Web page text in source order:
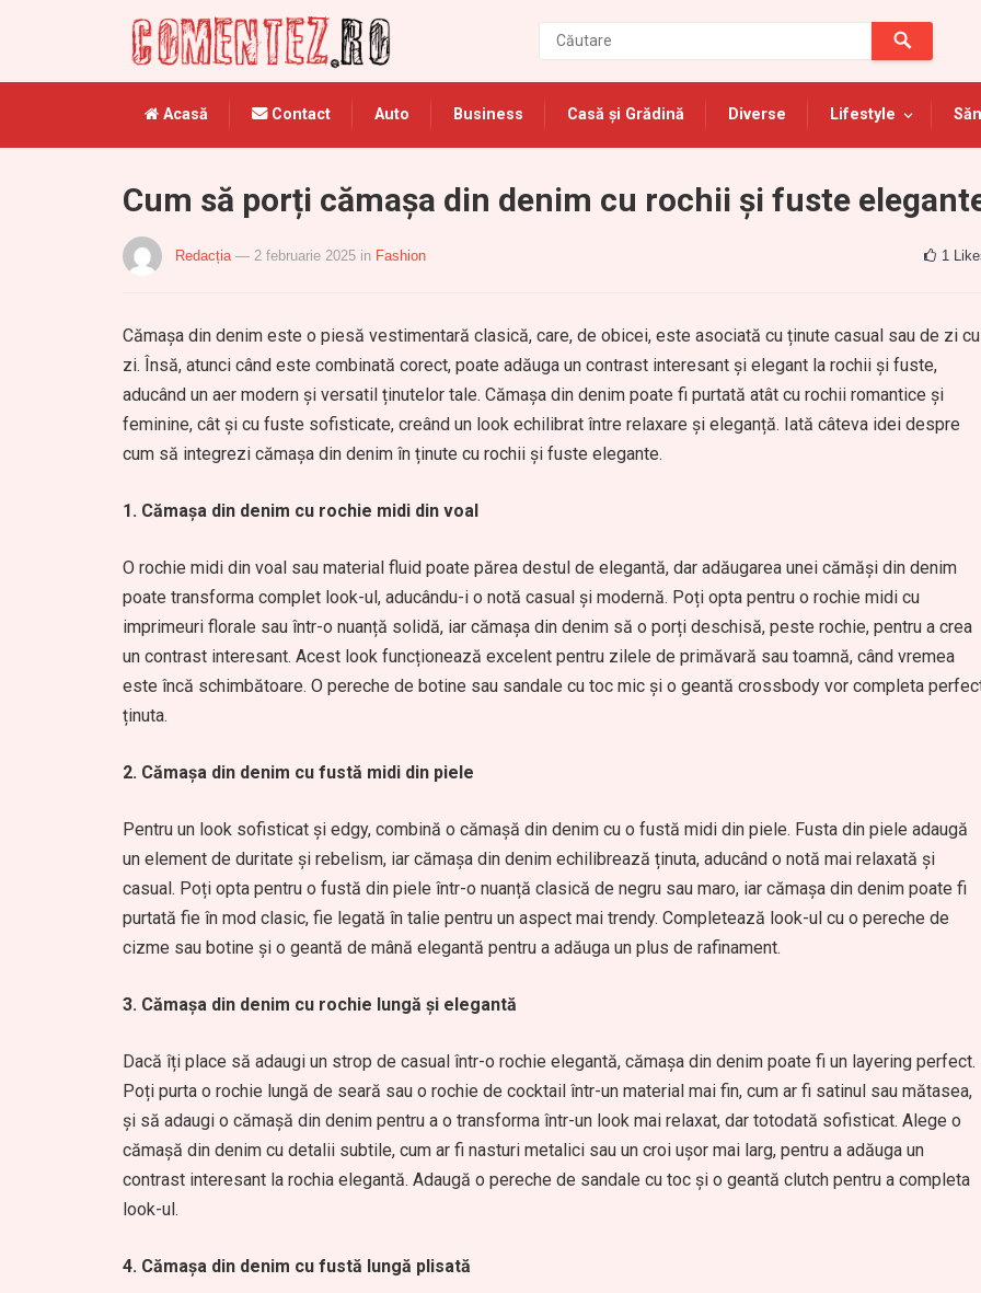
Acasă Contact Auto Business Casă și Grădină Diverse Lifestyle
Cum să porți cămașa din denim cu rochii și fuste
Redacția — 2 februarie 2025 in Fashion 1
Cămașa din denim este o piesă vestimentară clasică, care, de obicei, este asociată cu ținute casual sau de zi cu
zi. Însă, atunci când este combinată corect, poate adăuga un contrast interesant și elegant la rochii și fuste,
aducând un aer modern și versatil ținutelor tale. Cămașa din denim poate fi purtată atât cu rochii romantice și
feminine, cât și cu fuste sofisticate, creând un look echilibrat între relaxare și eleganță. Iată câteva idei despre
cum să integrezi cămașa din denim în ținute cu rochii și fuste elegante.
1. Cămașa din denim cu rochie midi din voal
O rochie midi din voal sau material fluid poate părea destul de elegantă, dar adăugarea unei cămăși din denim
poate transforma complet look-ul, aducându-i o notă casual și modernă. Poți opta pentru o rochie midi cu
imprimeuri florale sau într-o nuanță solidă, iar cămașa din denim să o porți deschisă, peste rochie, pentru a crea
un contrast interesant. Acest look funcționează excelent pentru zilele de primăvară sau toamnă, când vremea
este încă schimbătoare. O pereche de botine sau sandale cu toc mic și o geantă crossbody vor completa
ținuta.
2. Cămașa din denim cu fustă midi din piele
Pentru un look sofisticat și edgy, combină o cămașă din denim cu o fustă midi din piele. Fusta din piele adaugă
un element de duritate și rebelism, iar cămașa din denim echilibrează ținuta, aducând o notă mai relaxată și
casual. Poți opta pentru o fustă din piele într-o nuanță clasică de negru sau maro, iar cămașa din denim poate fi
purtată fie în mod clasic, fie legată în talie pentru un aspect mai trendy. Completează look-ul cu o pereche de
cizme sau botine și o geantă de mână elegantă pentru a adăuga un plus de rafinament.
3. Cămașa din denim cu rochie lungă și elegantă
Dacă îți place să adaugi un strop de casual într-o rochie elegantă, cămașa din denim poate fi un layering perfect.
Poți purta o rochie lungă de seară sau o rochie de cocktail într-un material mai fin, cum ar fi satinul sau mătasea,
și să adaugi o cămașă din denim pentru a o transforma într-un look mai relaxat, dar totodată sofisticat. Alege o
cămașă din denim cu detalii subtile, cum ar fi nasturi metalici sau un croi ușor mai larg, pentru a adăuga un
contrast interesant la rochia elegantă. Adaugă o pereche de sandale cu toc și o geantă clutch pentru a completa
look-ul.
4. Cămașa din denim cu fustă lungă plisată